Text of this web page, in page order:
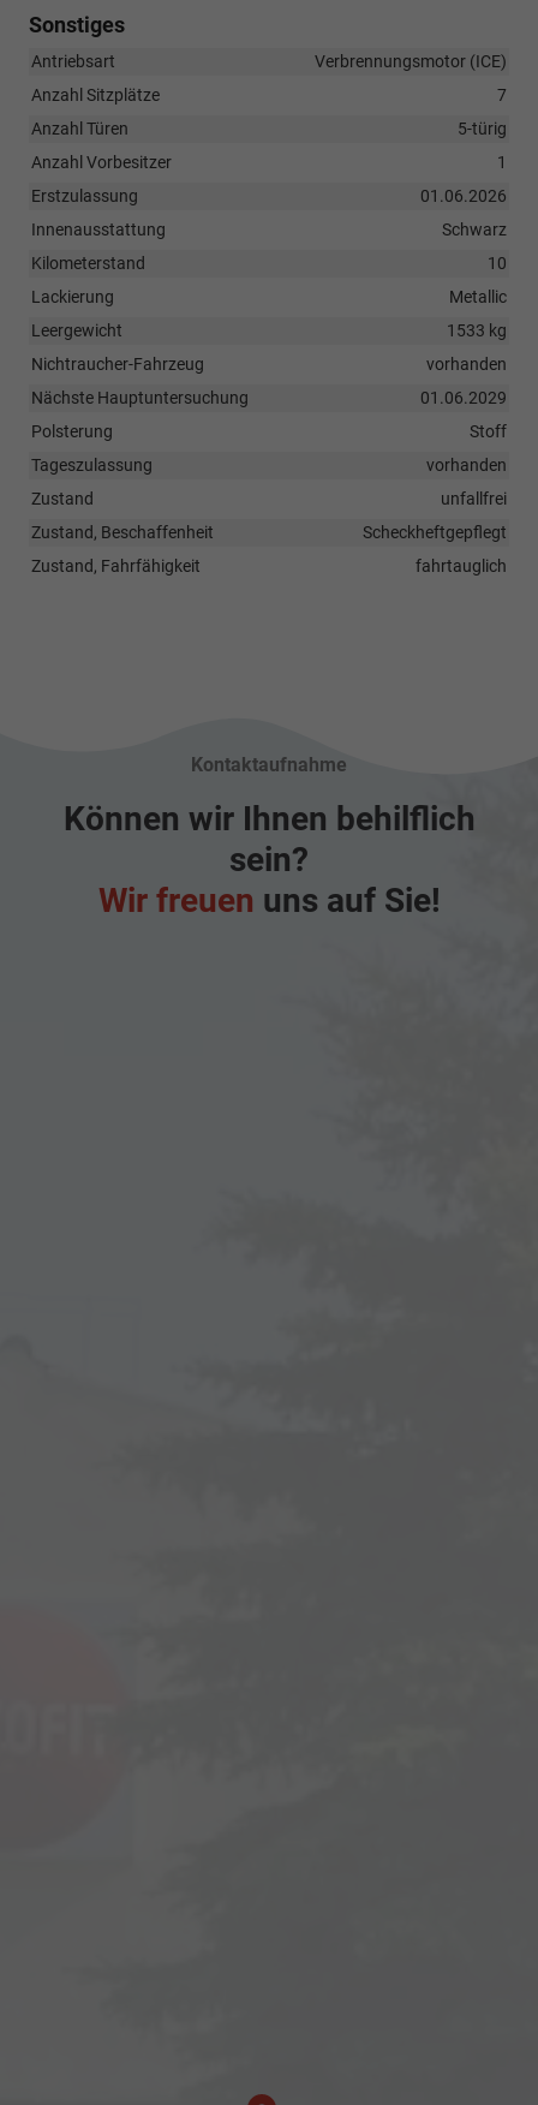
Sonstiges
Antriebsart
Verbrennungsmotor (ICE)
Anzahl Sitzplätze
7
Anzahl Türen
5-türig
Anzahl Vorbesitzer
1
Erstzulassung
01.06.2026
Innenausstattung
Schwarz
Kilometerstand
10
Lackierung
Metallic
Leergewicht
1533 kg
Nichtraucher-Fahrzeug
vorhanden
Nächste Hauptuntersuchung
01.06.2029
Polsterung
Stoff
Tageszulassung
vorhanden
Zustand
unfallfrei
Zustand, Beschaffenheit
Scheckheftgepflegt
Zustand, Fahrfähigkeit
fahrtauglich
Kontaktaufnahme
Können wir Ihnen behilflich
sein?
Wir freuen uns auf Sie!